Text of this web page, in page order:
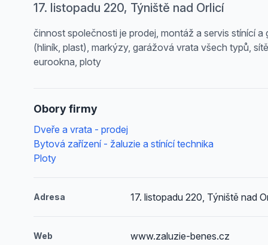
17. listopadu 220, Týniště nad Orlicí
činnost společnosti je prodej, montáž a servis stínící
(hliník, plast), markýzy, garážová vrata všech typů,
eurookna, ploty
Obory firmy
Dveře a vrata - prodej
Bytová zařízení - žaluzie a stínící technika
Ploty
Adresa 17. listopadu 220, Týniště nad
Web www.zaluzie-benes.cz